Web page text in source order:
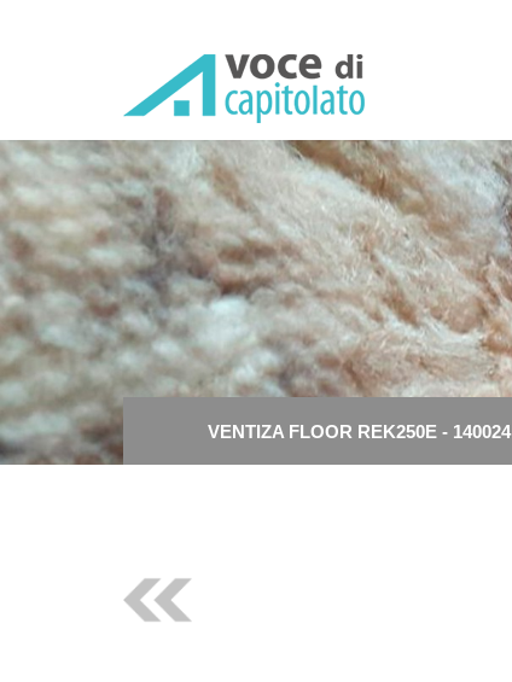
VENTIZA FLOOR REK250E - 140024